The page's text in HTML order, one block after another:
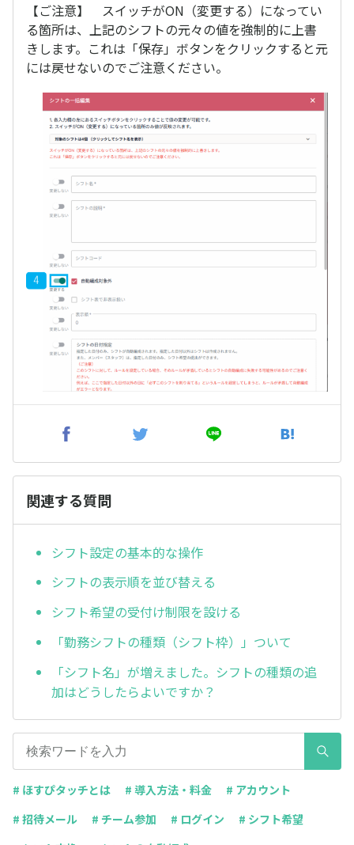
【ご注意】 スイッチがON（変更する）になってい
る箇所は、上記のシフトの元々の値を強制的に上書
きします。これは「保存」ボタンをクリックすると元
には戻せないのでご注意ください。
関連する質問
シフト設定の基本的な操作
シフトの表示順を並び替える
シフト希望の受付け制限を設ける
「勤務シフトの種類（シフト枠）」ついて
「シフト名」が増えました。シフトの種類の追
加はどうしたらよいですか？
# ほすぴタッチとは # 導入方法・料金
# アカウント
# 招待メール
# チーム参加 # ログイン
# シフト希望